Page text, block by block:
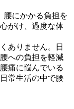
腰にかかる負担を
がけ、過度な体
ありません。日
への負担を軽減
痛に悩んでいる
常生活の中で腰